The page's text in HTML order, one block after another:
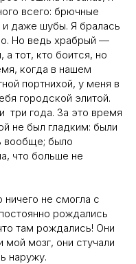
всего: брючные
и даже шубы. Я бралась
Но ведь храбрый —
а тот, кто боится, но
когда в нашем
портнихой, у меня в
городской элитой.
три года. За это время
не был гладким: были
вообще; было
что больше не
не смогла с
рождались
там рождались! Они
мозг, они стучали
наружу.